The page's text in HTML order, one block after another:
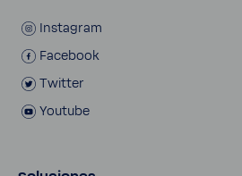
Insta­gram
Face­book
Twitter
Youtube